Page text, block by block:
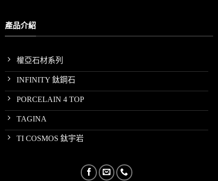
產品介紹
權亞石材系列
INFINITY 鈦鋼石
PORCELAIN 4 TOP
TAGINA
TI COSMOS 鈦宇岩